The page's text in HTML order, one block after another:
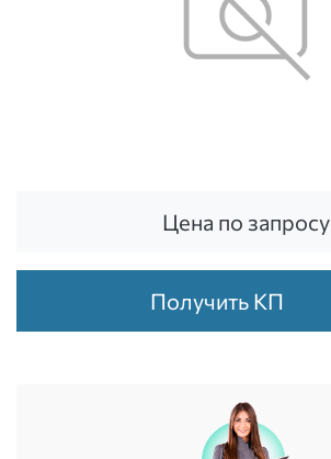
Цена по запросу
Получить КП